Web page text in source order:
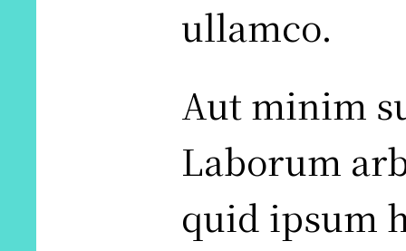
ullamco.
Aut minim
Laborum
quid ipsum